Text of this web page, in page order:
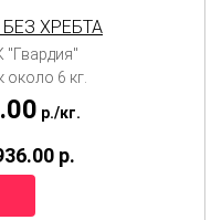
ХРЕБТА
"Гвардия"
6 кг.
p./кг.
p.